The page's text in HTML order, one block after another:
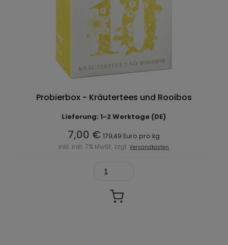
Probierbox - Kräutertees und Rooibos
Lieferung: 1-2 Werktage (DE)
7,00 € 179,49 Euro pro kg
inkl. inkl. 7% MwSt. zzgl.Versandkosten